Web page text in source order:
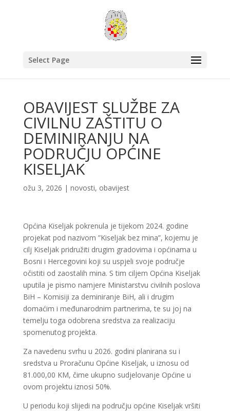
Select Page
OBAVIJEST SLUŽBE ZA
CIVILNU ZAŠTITU O
DEMINIRANJU NA
PODRUČJU OPĆINE
KISELJAK
ožu 3, 2026 | novosti, obavijest
Općina Kiseljak pokrenula je tijekom 2024. godine
projekat pod nazivom ”Kiseljak bez mina”, kojemu je
cilj Kiseljak pridružiti drugim gradovima i općinama u
Bosni i Hercegovini koji su uspjeli svoje područje
očistiti od zaostalih mina. S tim ciljem Općina Kiseljak
uputila je pismo namjere Ministarstvu civilnih poslova
BiH – Komisiji za deminiranje BiH, ali i drugim
domaćim i međunarodnim partnerima, te su joj na
temelju toga odobrena sredstva za realizaciju
spomenutog projekta.
Za navedenu svrhu u 2026. godini planirana su i
sredstva u Proračunu Općine Kiseljak, u iznosu od
81.000,00 KM, čime ukupno sudjelovanje Općine u
ovom projektu iznosi 50%.
U periodu koji slijedi na području općine Kiseljak vršiti